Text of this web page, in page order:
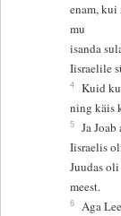
enam,
mu
isanda
Iisraelile
4 Kuid
ning käis
5 Ja
Iisraelis
Juudas
meest.
6 Aga